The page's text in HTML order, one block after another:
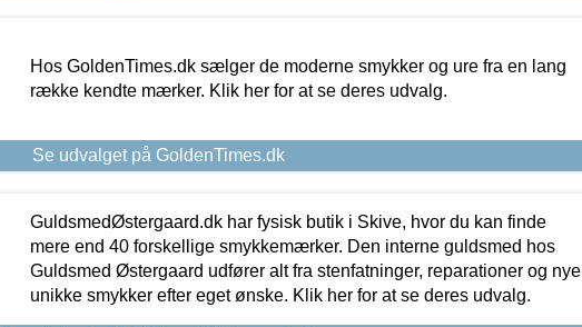
Hos GoldenTimes.dk sælger de moderne smykker og ure fra en lang
række kendte mærker. Klik her for at se deres udvalg.
Se udvalget på GoldenTimes.dk
GuldsmedØstergaard.dk har fysisk butik i Skive, hvor du kan finde
mere end 40 forskellige smykkemærker. Den interne guldsmed hos
Guldsmed Østergaard udfører alt fra stenfatninger, reparationer og nye
unikke smykker efter eget ønske. Klik her for at se deres udvalg.